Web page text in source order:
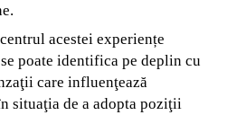
acestei experiențe
poate identifica pe deplin cu
care influenţează
situaţia de a adopta poziţii